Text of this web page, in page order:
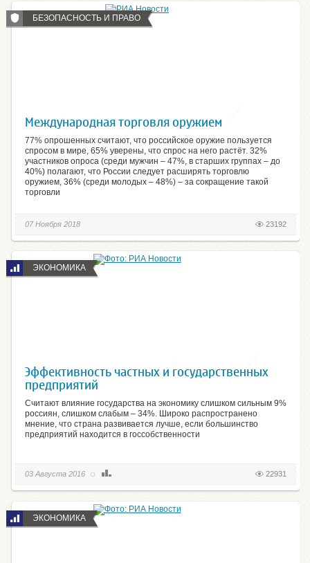
БЕЗОПАСНОСТЬ И ПРАВО
Международная торговля оружием
77% опрошенных считают, что российское оружие пользуется
спросом в мире, 65% уверены, что спрос на него растёт. 32%
участников опроса (среди мужчин – 47%, в старших группах – до
40%) полагают, что России следует расширять торговлю
оружием, 36% (среди молодых – 48%) – за сокращение такой
торговли
23192
07 Ноября 2018
ЭКОНОМИКА
Эффективность частных и государственных
предприятий
Считают влияние государства на экономику слишком сильным 9%
россиян, слишком слабым – 34%. Широко распространено
мнение, что страна развивается лучше, если большинство
предприятий находится в госсобственности
22931
03 Августа 2016
ЭКОНОМИКА